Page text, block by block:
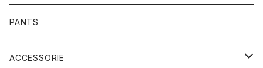
PANTS
ACCESSORIE